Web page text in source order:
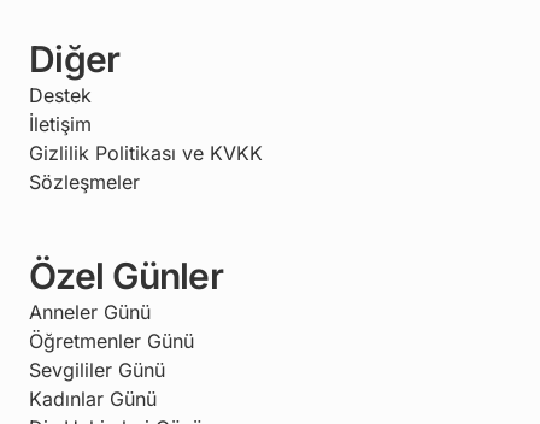
Diğer
Destek
İletişim
Gizlilik Politikası ve KVKK
Sözleşmeler
Özel Günler
Anneler Günü
Öğretmenler Günü
Sevgililer Günü
Kadınlar Günü